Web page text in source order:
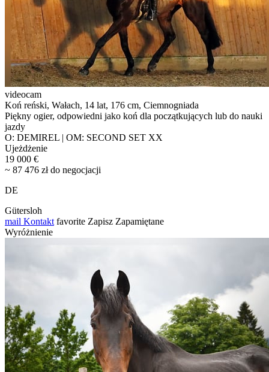
videocam
Koń reński, Wałach, 14 lat, 176 cm, Ciemnogniada
Piękny ogier, odpowiedni jako koń dla początkujących lub do nauki
jazdy
O: DEMIREL | OM: SECOND SET XX
Ujeżdżenie
19 000 €
~ 87 476 zł do negocjacji
DE
Gütersloh
mail Kontakt favorite Zapisz Zapamiętane
Wyróżnienie